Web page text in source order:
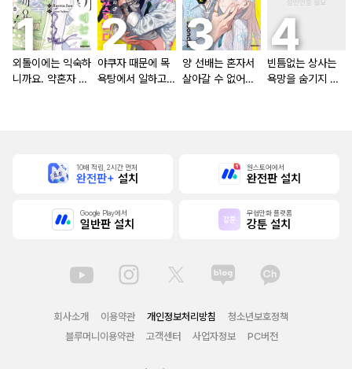
외톨이에는 익숙하
니까요. 약혼자 방
야쿠자 때문에 목
욕탕에서 일하고
양 선배는 혼자서
살아갈 수 없어
빈틈없는 상사는
욕망을 숨기지 않
10배 적립, 2시간 먼저
완전판+ 설치
원스토어에서
완전판 설치
Google Play에서
일반판 설치
무협만화 플랫폼
강툰 설치
회사소개 이용약관 개인정보처리방침
청소년보호정책
블루머니이용약관
고객센터 사업자정보 PC버전